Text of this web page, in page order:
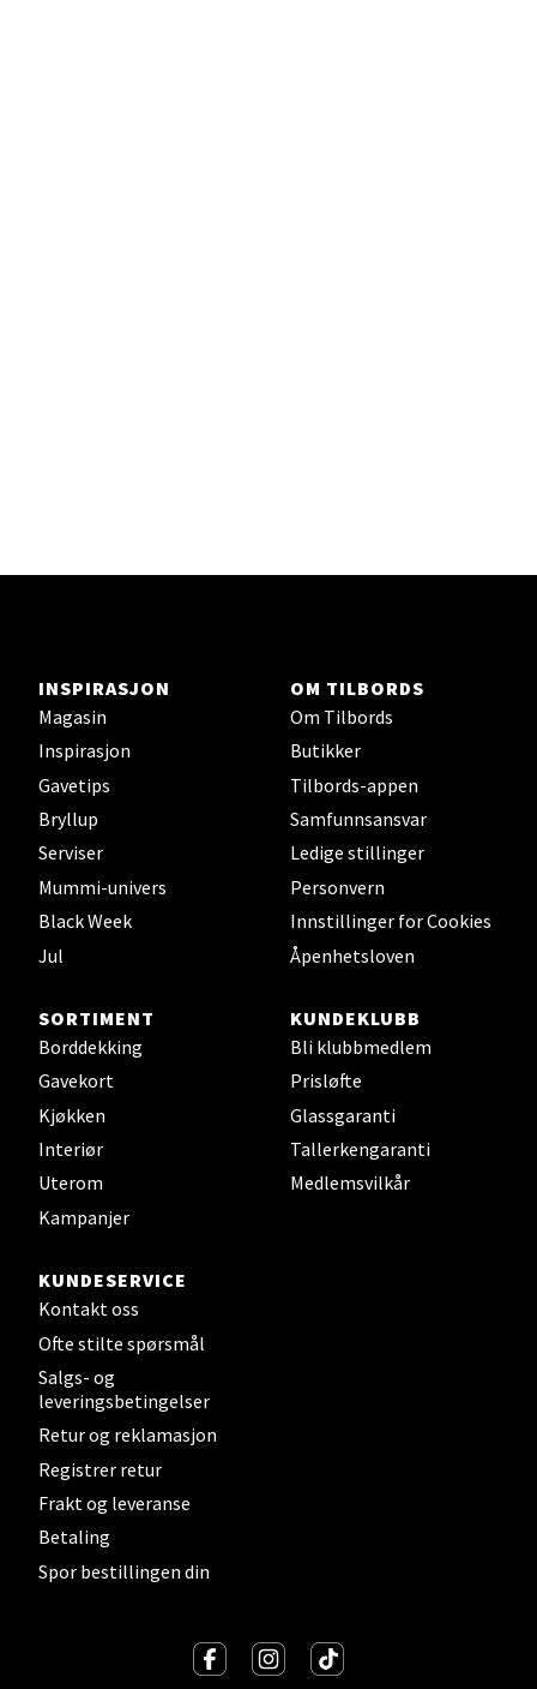
INSPIRASJON
Magasin
Inspirasjon
Gavetips
Bryllup
Serviser
Mummi-univers
Black Week
Jul
OM TILBORDS
Om Tilbords
Butikker
Tilbords-appen
Samfunnsansvar
Ledige stillinger
Personvern
Innstillinger for Cookies
Åpenhetsloven
SORTIMENT
Borddekking
Gavekort
Kjøkken
Interiør
Uterom
Kampanjer
KUNDEKLUBB
Bli klubbmedlem
Prisløfte
Glassgaranti
Tallerkengaranti
Medlemsvilkår
KUNDESERVICE
Kontakt oss
Ofte stilte spørsmål
Salgs- og
leveringsbetingelser
Retur og reklamasjon
Registrer retur
Frakt og leveranse
Betaling
Spor bestillingen din
Karmsund - Thon Senter Oasen
Austbøvegen 16, 5542 Karmsund
Åpningstider ikke tilgjengelig
Velg
Stavanger og Sandnes - Kilden
Senter
Gartnerveien 16, 4016 Stavanger
Stavanger og Sandnes - Kvadrat
Gamle Stokkavei 1, 4313 Sandnes
Åpent i dag 10-21